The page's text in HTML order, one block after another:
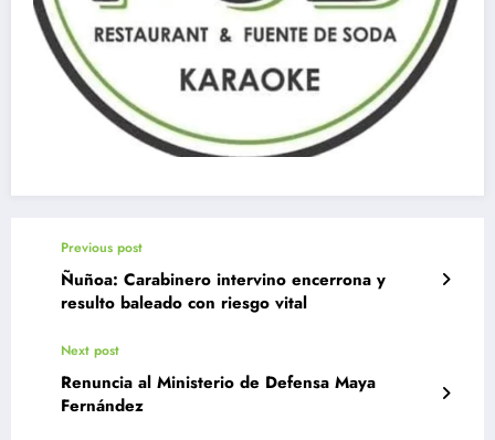
Previous post
Ñuñoa: Carabinero intervino encerrona y
resulto baleado con riesgo vital
Next post
Renuncia al Ministerio de Defensa Maya
Fernández